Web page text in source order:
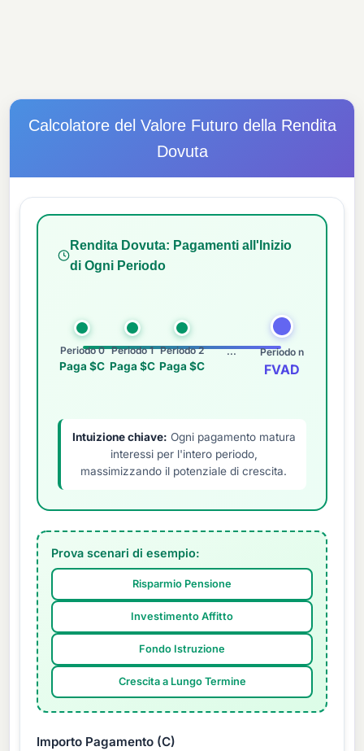
Calcolatore del Valore Futuro della Rendita
Dovuta
Rendita Dovuta: Pagamenti all'Inizio
di Ogni Periodo
Periodo 0
Paga $C
Periodo 1
Paga $C
Periodo 2
Paga $C
... Periodo n
FVAD
Intuizione chiave: Ogni pagamento matura
interessi per l'intero periodo,
massimizzando il potenziale di crescita.
Prova scenari di esempio:
Risparmio Pensione
Investimento Affitto
Fondo Istruzione
Crescita a Lungo Termine
Importo Pagamento (C)